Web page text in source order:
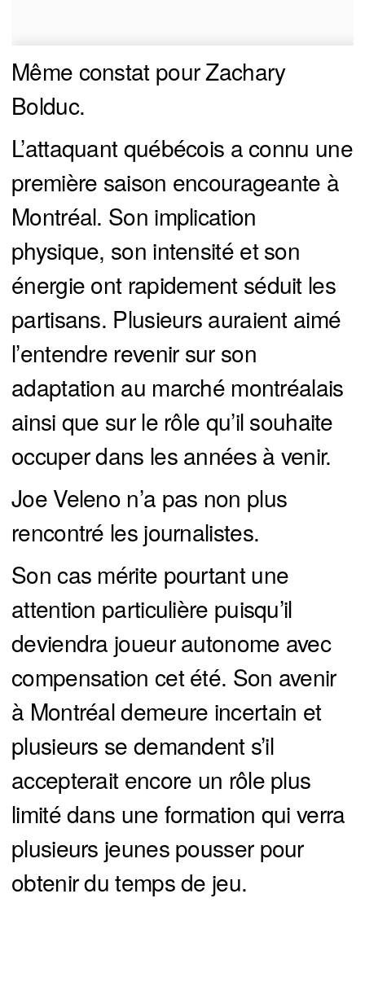
Même constat pour Zachary
Bolduc.
L’attaquant québécois a connu une
première saison encourageante à
Montréal. Son implication
physique, son intensité et son
énergie ont rapidement séduit les
partisans. Plusieurs auraient aimé
l’entendre revenir sur son
adaptation au marché montréalais
ainsi que sur le rôle qu’il souhaite
occuper dans les années à venir.
Joe Veleno n’a pas non plus
rencontré les journalistes.
Son cas mérite pourtant une
attention particulière puisqu’il
deviendra joueur autonome avec
compensation cet été. Son avenir
à Montréal demeure incertain et
plusieurs se demandent s’il
accepterait encore un rôle plus
limité dans une formation qui verra
plusieurs jeunes pousser pour
obtenir du temps de jeu.